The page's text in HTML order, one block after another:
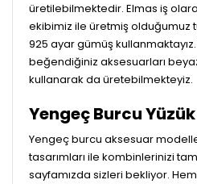
üretilebilmektedir. Elmas iş
ekibimiz ile üretmiş olduğumuz
925 ayar gümüş
beğendiğiniz aksesuarları
kullanarak da üretebilmekteyiz.
Yengeç Burcu
Yengeç burcu aksesuar
tasarımları ile kombinlerinizi
sayfamızda sizleri bekliyor.